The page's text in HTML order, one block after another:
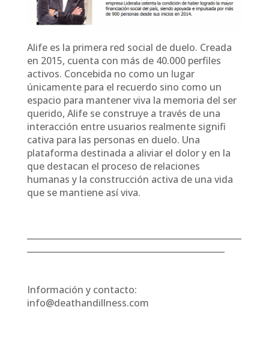
Alife es la primera red social de duelo. Creada
en 2015, cuenta con más de 40.000 perfiles
activos. Concebida no como un lugar
únicamente para el recuerdo sino como un
espacio para mantener viva la memoria del ser
querido, Alife se construye a través de una
interacción entre usuarios realmente signifi
cativa para las personas en duelo. Una
plataforma destinada a aliviar el dolor y en la
que destacan el proceso de relaciones
humanas y la construcción activa de una vida
que se mantiene así viva.
Información y contacto:
info@deathandillness.com